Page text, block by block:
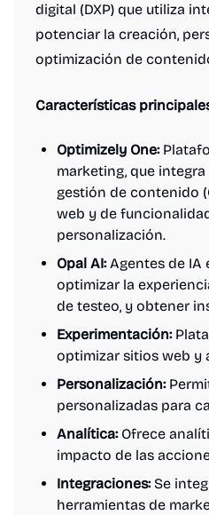
digital (DXP) que utiliza
potenciar la creación,
optimización de
Características
Optimizely One:
marketing, que
gestión de contenido
web y de
personalización.
Opal AI:Agentes de IA
optimizar la
de testeo, y obtener
Experimentación:
optimizar sitios web y
Personalización:
personalizadas para
Analítica:Ofrece
impacto de las
Integraciones:Se
herramientas de